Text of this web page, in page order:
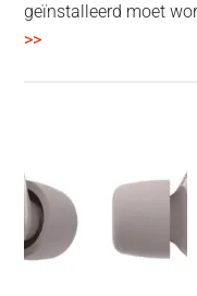
geïnstalleerd moet
>>overBelkin
draadloos
presenteren
zonder
Wi-